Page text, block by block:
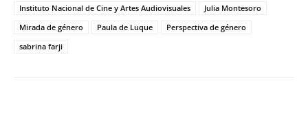
Instituto Nacional de Cine y Artes Audiovisuales
Julia Montesoro
Mirada de género
Paula de Luque
Perspectiva de género
sabrina farji